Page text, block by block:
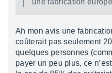
une fabrication
Ah mon avis une
coûterait pas seulement
quelques personnes
payer un peu plus, ce